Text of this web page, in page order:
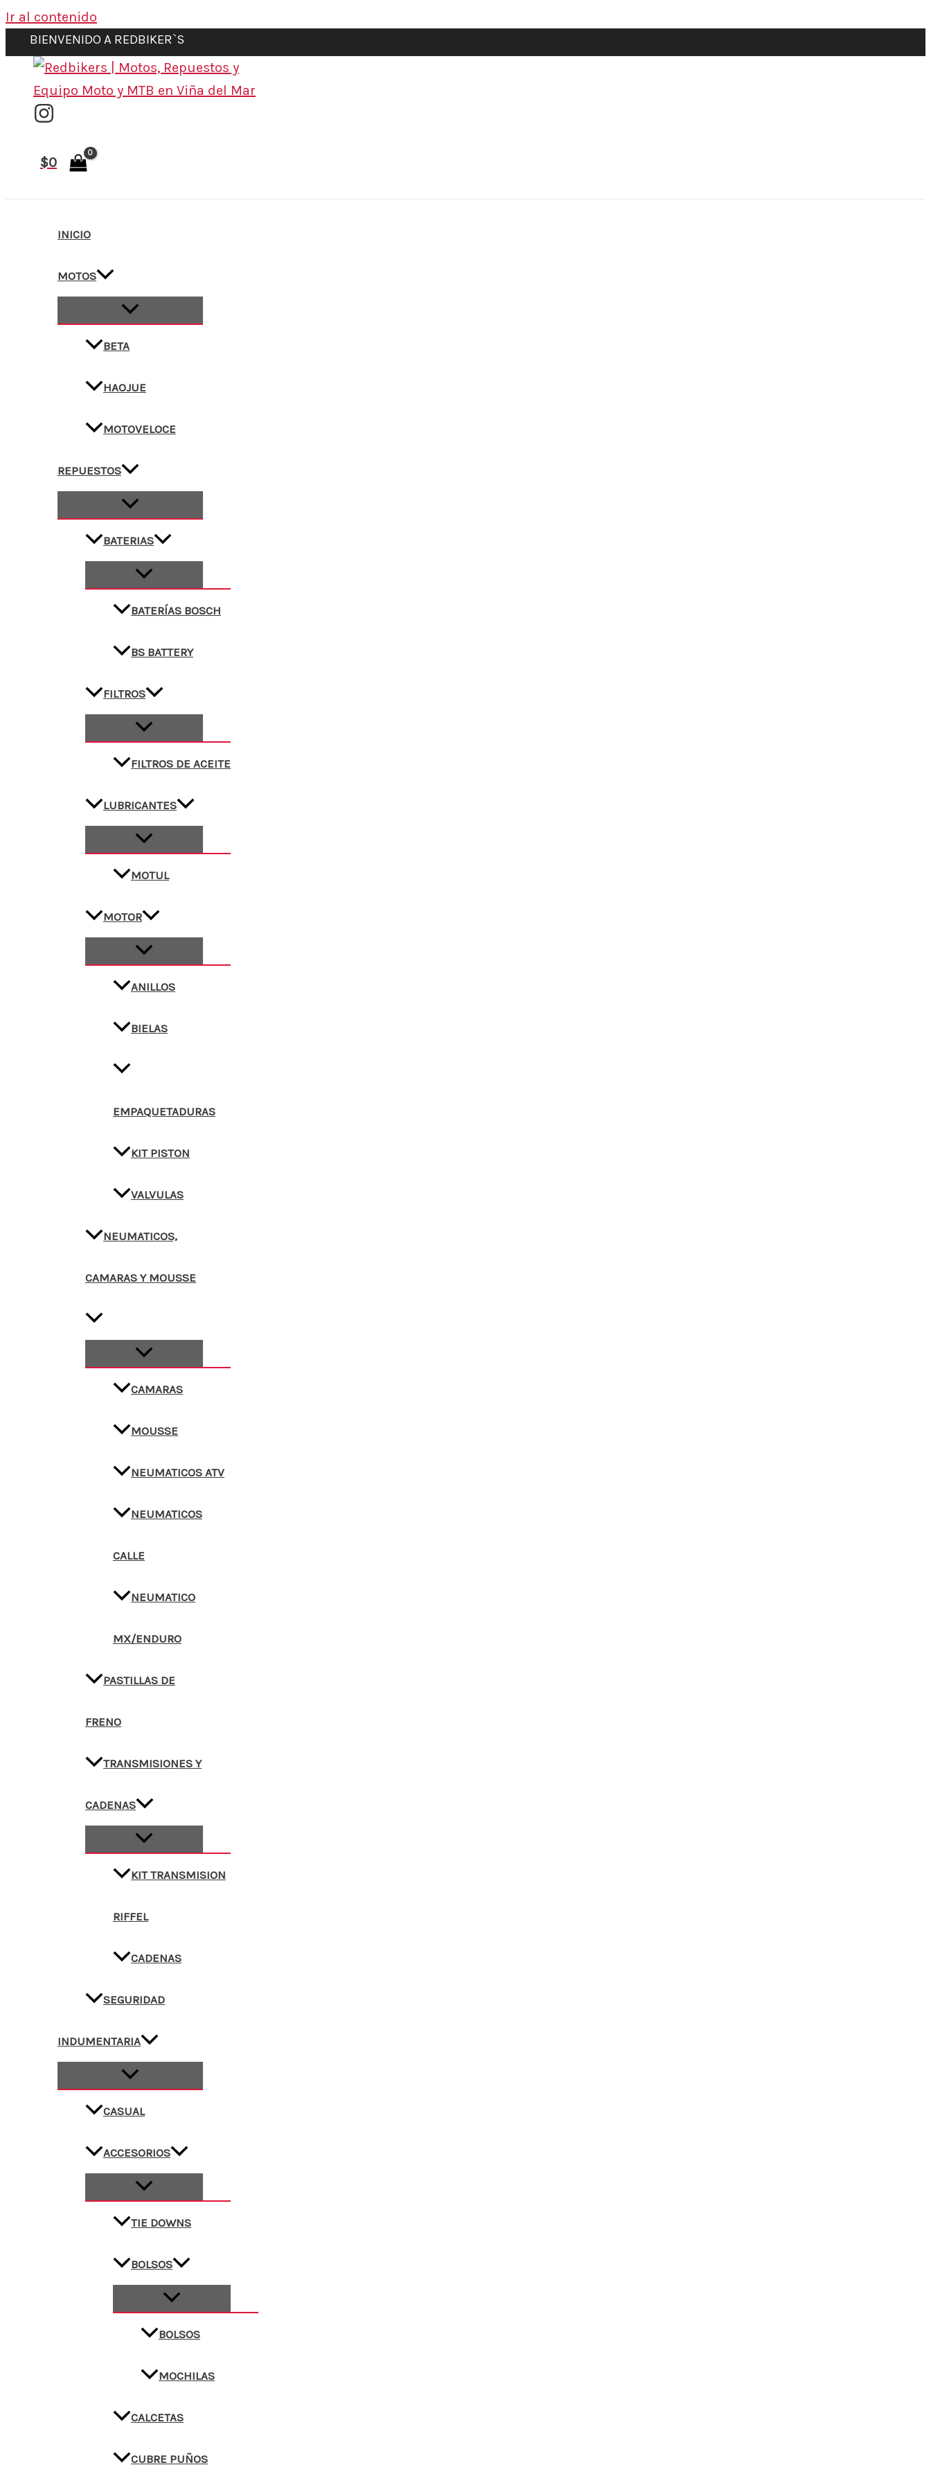
Ir al contenido
BIENVENIDO A REDBIKER`S
$0
INICIO
MOTOS
BETA
HAOJUE
MOTOVELOCE
REPUESTOS
BATERIAS
BATERÍAS BOSCH
BS BATTERY
FILTROS
FILTROS DE ACEITE
LUBRICANTES
MOTUL
MOTOR
ANILLOS
BIELAS
EMPAQUETADURAS
KIT PISTON
VALVULAS
NEUMATICOS,
CAMARAS Y MOUSSE
CAMARAS
MOUSSE
NEUMATICOS ATV
NEUMATICOS
CALLE
NEUMATICO
MX/ENDURO
PASTILLAS DE
FRENO
TRANSMISIONES Y
CADENAS
KIT TRANSMISION
RIFFEL
CADENAS
SEGURIDAD
INDUMENTARIA
CASUAL
ACCESORIOS
TIE DOWNS
BOLSOS
BOLSOS
MOCHILAS
CALCETAS
CUBRE PUÑOS